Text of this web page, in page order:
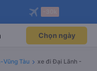
độc
Mở app
bay qua
Mở app
Chọn ngày
Vũng Tàu
xe đi Đại Lãnh -